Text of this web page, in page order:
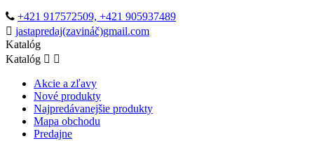
+421 917572509, +421 905937489
jastapredaj(zavináč)gmail.com
Katalóg
Katalóg  
Akcie a zľavy
Nové produkty
Najpredávanejšie produkty
Mapa obchodu
Predajne